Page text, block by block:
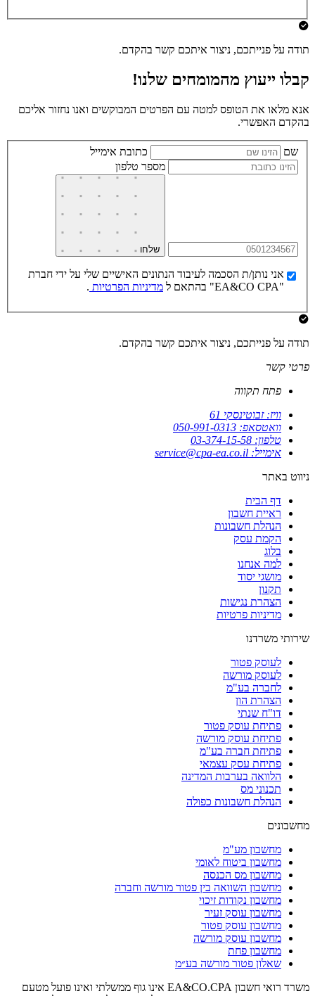
תודה על פנייתכם, ניצור איתכם קשר בהקדם.
קבלו ייעוץ מהמומחים שלנו!
אנא מלאו את הטופס למטה עם הפרטים המבוקשים ואנו נחזור אליכם
בהקדם האפשרי.
שם
כתובת אימייל
מספר טלפון
שלחו
אני נותן/ת הסכמה לעיבוד הנתונים האישיים שלי על ידי חברת
"EA&CO CPA" בהתאם ל
מדיניות הפרטיות .
תודה על פנייתכם, ניצור איתכם קשר בהקדם.
פרטי קשר
פתח תקווה
וויז: זבוטינסקי 61
וואטסאפ: 050-991-0313
טלפון: 03-374-15-58
אימייל: service@cpa-ea.co.il
ניווט באתר
דף הבית
ראיית חשבון
הנהלת חשבונות
הקמת עסק
בלוג
למה אנחנו
מושגי יסוד
תקנון
הצהרת נגישות
מדיניות פרטיות
שירותי משרדנו
לעוסק פטור
לעוסק מורשה
לחברה בע"מ
הצהרת הון
דו"ח שנתי
פתיחת עוסק פטור
פתיחת עוסק מורשה
פתיחת חברה בע"מ
פתיחת עסק עצמאי
הלוואה בערבות המדינה
תכנוני מס
הנהלת חשבונות כפולה
מחשבונים
מחשבון מע"מ
מחשבון ביטוח לאומי
מחשבון מס הכנסה
מחשבון השוואה בין פטור מורשה וחברה
מחשבון נקודות זיכוי
מחשבון עוסק זעיר
מחשבון עוסק פטור
מחשבון עוסק מורשה
מחשבון פחת
שאלון פטור מורשה בע״מ
משרד רואי חשבון EA&CO.CPA אינו גוף ממשלתי ואינו פועל מטעם